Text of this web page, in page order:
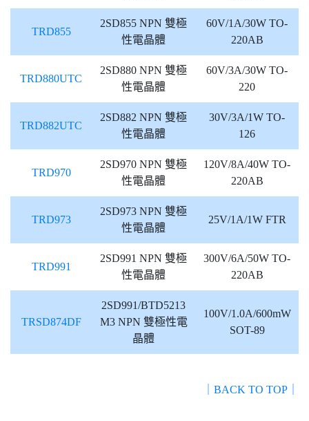
TRD855
2SD855 NPN 雙極
性電晶體
60V/1A/30W TO-
220AB
TRD880UTC
2SD880 NPN 雙極
性電晶體
60V/3A/30W TO-
220
TRD882UTC
2SD882 NPN 雙極
性電晶體
30V/3A/1W TO-
126
TRD970
2SD970 NPN 雙極
性電晶體
120V/8A/40W TO-
220AB
TRD973
2SD973 NPN 雙極
性電晶體
25V/1A/1W FTR
TRD991
2SD991 NPN 雙極
性電晶體
300V/6A/50W TO-
220AB
TRSD874DF
2SD991/BTD5213
M3 NPN 雙極性電
晶體
100V/1.0A/600mW
SOT-89
｜BACK TO TOP｜